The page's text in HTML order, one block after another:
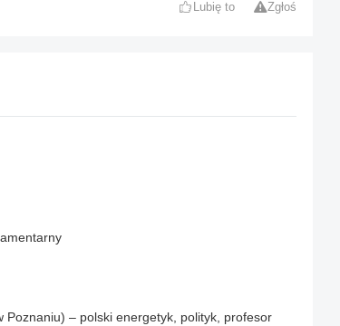
Lubię to Zgłoś
Poznaniu) – polski energetyk, polityk, profesor